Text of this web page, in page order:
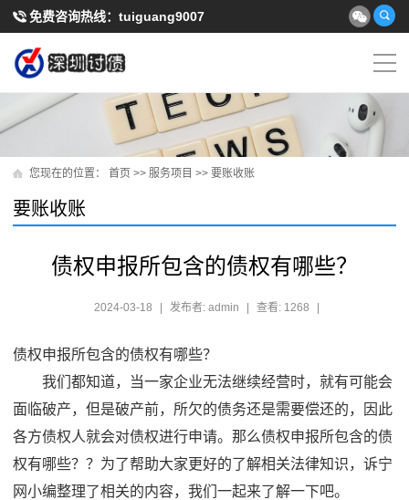
免费咨询热线： tuiguang9007
您现在的位置： 首页 >> 服务项目 >> 要账收账
要账收账
债权申报所包含的债权有哪些？
2024-03-18 发布者: admin 查看: 1268
债权申报所包含的债权有哪些？
我们都知道，当一家企业无法继续经营时，就有可能会
面临破产，但是破产前，所欠的债务还是需要偿还的，因此
各方债权人就会对债权进行申请。那么债权申报所包含的债
权有哪些？？为了帮助大家更好的了解相关法律知识，诉宁
网小编整理了相关的内容，我们一起来了解一下吧。